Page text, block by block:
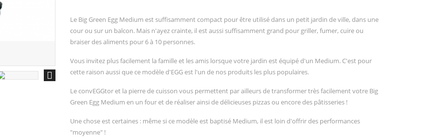

Le Big Green Egg Medium est suffisamment compact pour être utilisé dans un petit jardin de ville, dans une
cour ou sur un balcon. Mais n'ayez crainte, il est aussi suffisamment grand pour griller, fumer, cuire ou
braiser des aliments pour 6 à 10 personnes.
Vous invitez plus facilement la famille et les amis lorsque votre jardin est équipé d'un Medium. C'est pour
cette raison aussi que ce modèle d'EGG est l'un de nos produits les plus populaires.
Le convEGGtor et la pierre de cuisson vous permettent par ailleurs de transformer très facilement votre Big
Green Egg Medium en un four et de réaliser ainsi de délicieuses pizzas ou encore des pâtisseries !
Une chose est certaines : même si ce modèle est baptisé Medium, il est loin d'offrir des performances
"moyenne" !